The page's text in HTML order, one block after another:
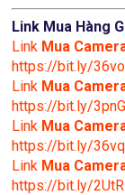
Link Mua Hàng
Link Mua
https://bit.ly/
Link Mua
https://bit.ly/
Link Mua
https://bit.ly/
Link Mua
https://bit.ly/